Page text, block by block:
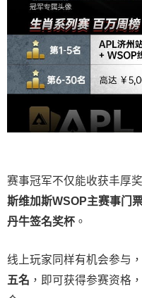
赛事冠军不仅能收获丰厚
斯维加斯WSOP主赛事门
丹牛签名奖杯 。
线上玩家同样有机会参与
五名 ，即可获得参赛资格